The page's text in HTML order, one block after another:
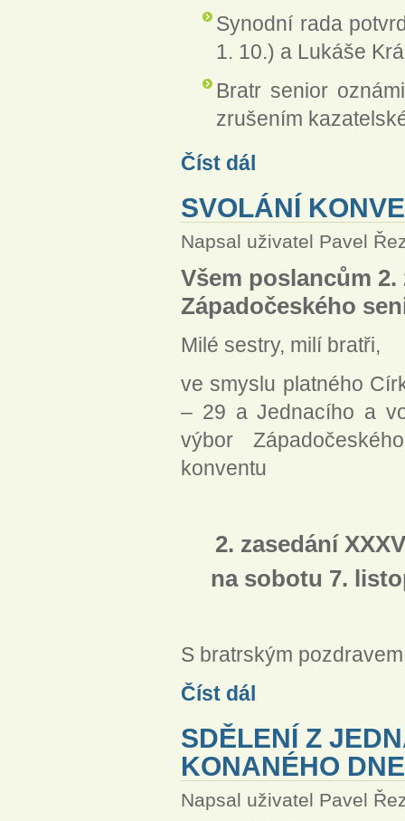
Synodní rada
1. 10.) a Lukáše
Bratr senior
zrušením
Číst dál
SVOLÁNÍ
Napsal uživatel Pavel
Všem poslancům 2.
Západočeského
Milé sestry, milí bratři,
ve smyslu platného
– 29 a Jednacího a
výbor
konventu
2. zasedání
na sobotu 7.
S bratrským pozdravem
Číst dál
SDĚLENÍ Z
KONANÉHO
Napsal uživatel Pavel